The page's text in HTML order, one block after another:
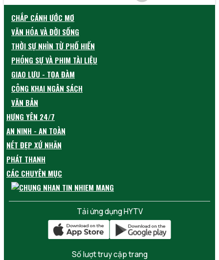
CHẮP CÁNH ƯỚC MƠ
VĂN HÓA VÀ ĐỜI SỐNG
THỜI SỰ NHÌN TỪ PHỐ HIẾN
PHÓNG SỰ VÀ PHIM TÀI LIỆU
GIAO LƯU - TỌA ĐÀM
CÔNG KHAI NGÂN SÁCH
VĂN BẢN
HƯNG YÊN 24/7
AN NINH - AN TOÀN
NÉT ĐẸP XỨ NHÃN
PHÁT THANH
CÁC CHUYÊN MỤC
Tải ứng dụng HYTV
Số lượt truy cập trang